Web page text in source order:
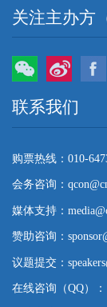
关注主办方
微信 微博
联系我们
购票热线：010-
会务咨询：
媒体支持：
赞助咨询：
议题提交：
在线咨询（QQ）：